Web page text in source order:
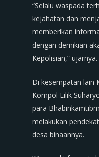
“Selalu waspada
kejahatan dan
memberikan
dengan demikian
Kepolisian,” ujarnya.
Di kesempatan lain
Kompol Lilik
para
melakukan
desa binaannya.